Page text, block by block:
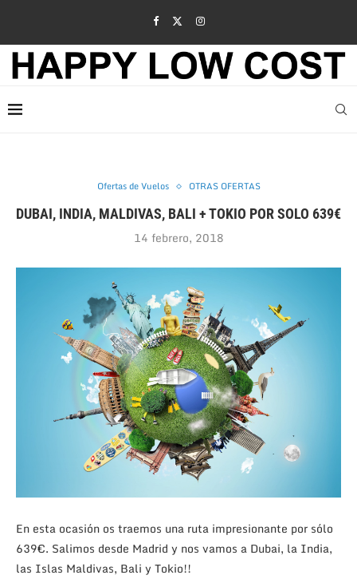
Ofertas de Vuelos OTRAS OFERTAS
DUBAI, INDIA, MALDIVAS, BALI + TOKIO POR SOLO 639€
14 febrero, 2018
En esta ocasión os traemos una ruta impresionante por sólo
639€. Salimos desde Madrid y nos vamos a Dubai, la India,
las Islas Maldivas, Bali y Tokio!!